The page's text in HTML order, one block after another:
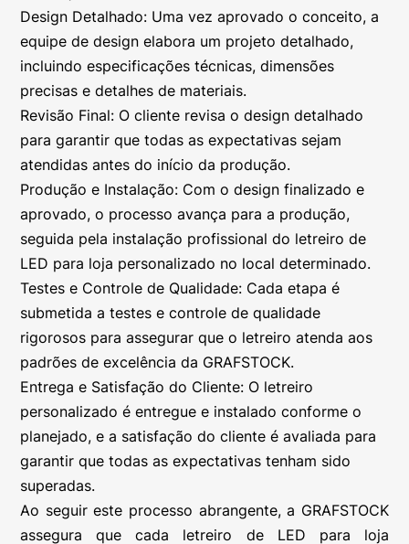
Design Detalhado: Uma vez aprovado o conceito, a
equipe de design elabora um projeto detalhado,
incluindo especificações técnicas, dimensões
precisas e detalhes de materiais.
Revisão Final: O cliente revisa o design detalhado
para garantir que todas as expectativas sejam
atendidas antes do início da produção.
Produção e Instalação: Com o design finalizado e
aprovado, o processo avança para a produção,
seguida pela instalação profissional do letreiro de
LED para loja personalizado no local determinado.
Testes e Controle de Qualidade: Cada etapa é
submetida a testes e controle de qualidade
rigorosos para assegurar que o letreiro atenda aos
padrões de excelência da GRAFSTOCK.
Entrega e Satisfação do Cliente: O letreiro
personalizado é entregue e instalado conforme o
planejado, e a satisfação do cliente é avaliada para
garantir que todas as expectativas tenham sido
superadas.
Ao seguir este processo abrangente, a GRAFSTOCK
assegura que cada letreiro de LED para loja